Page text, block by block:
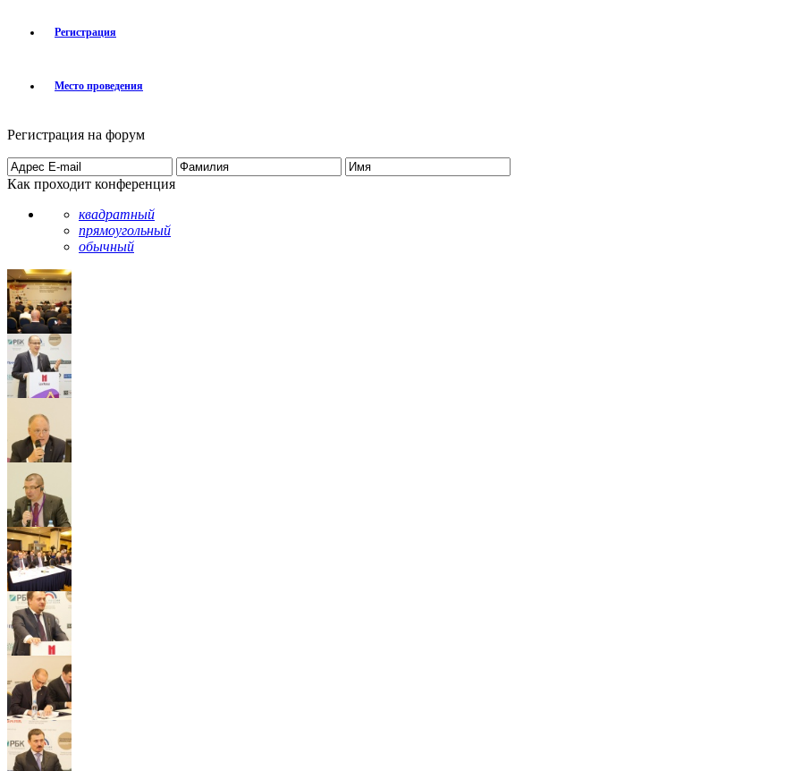
Регистрация
Место проведения
Регистрация на форум
Как проходит конференция
квадратный
прямоугольный
обычный